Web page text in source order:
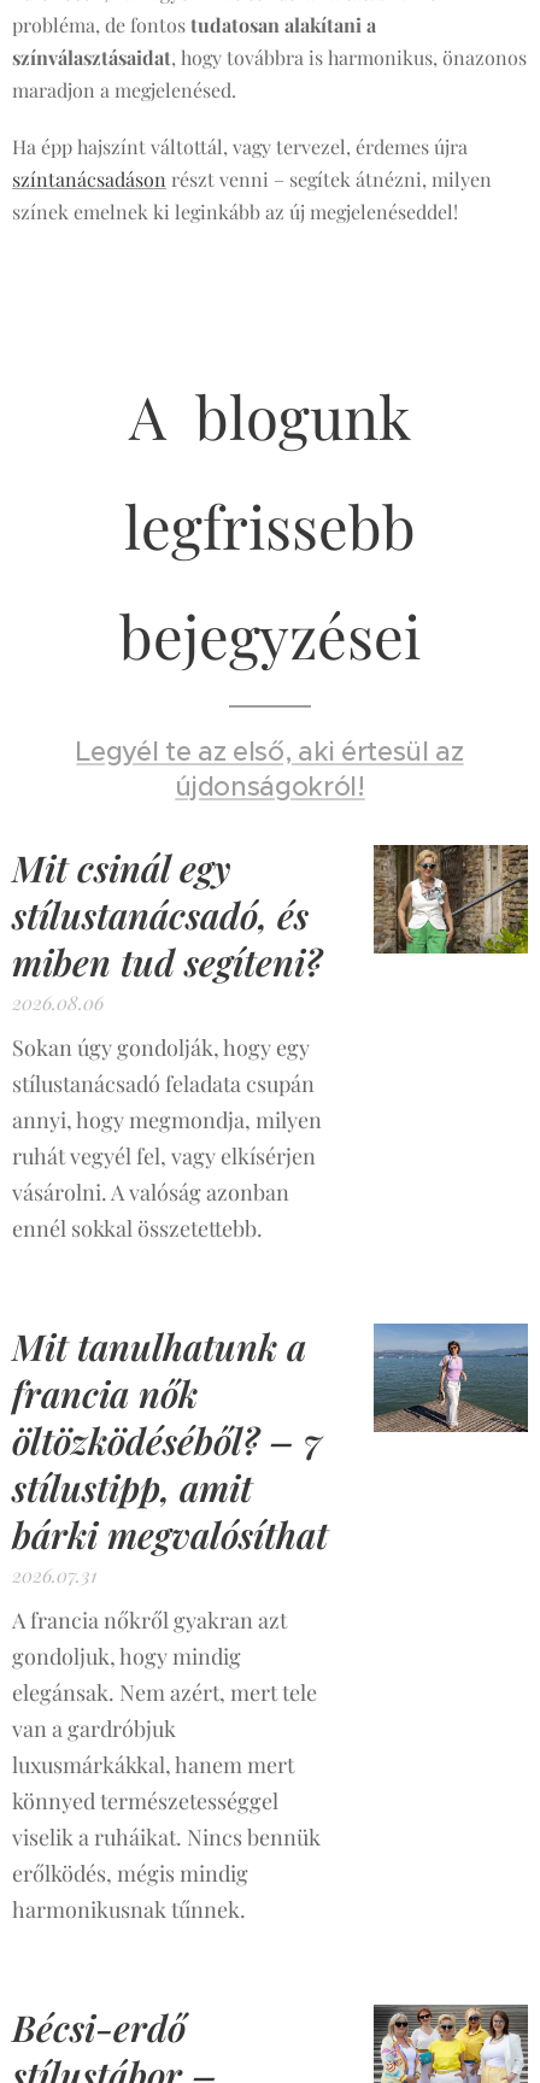
probléma, de fontostudatosan alakítani a
színválasztásaidat, hogy továbbra is harmonikus, önazonos
maradjon a megjelenésed.
Ha épp hajszínt váltottál, vagy tervezel, érdemes újra
színtanácsadáson részt venni – segítek átnézni, milyen
színek emelnek ki leginkább az új megjelenéseddel!
A blogunk
legfrissebb
bejegyzései
Legyél te az első, aki értesül az
újdonságokról!
Mit csinál egy
stílustanácsadó, és
miben tud segíteni?
2026.08.06
Sokan úgy gondolják, hogy egy
stílustanácsadó feladata csupán
annyi, hogy megmondja, milyen
ruhát vegyél fel, vagy elkísérjen
vásárolni. A valóság azonban
ennél sokkal összetettebb.
Mit tanulhatunk a
francia nők
öltözködéséből? – 7
stílustipp, amit
bárki megvalósíthat
2026.07.31
A francia nőkről gyakran azt
gondoljuk, hogy mindig
elegánsak. Nem azért, mert tele
van a gardróbjuk
luxusmárkákkal, hanem mert
könnyed természetességgel
viselik a ruháikat. Nincs bennük
erőlködés, mégis mindig
harmonikusnak tűnnek.
Bécsi-erdő